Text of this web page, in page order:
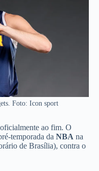
Foto: Icon sport
ao fim. O
temporada da NBA na
de Brasília), contra o